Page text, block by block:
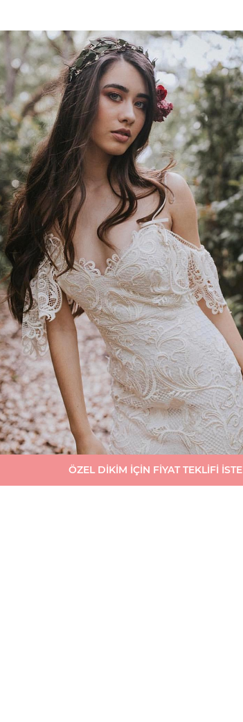
ÖZEL DİKİM İÇİN FİYAT TEKLİFİ İSTE